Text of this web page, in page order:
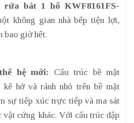
rửa bát 1 hố KWF8161FS-
không gian nhà bếp tiện lợi,
bao giờ hết.
hệ mới: Cấu trúc bề mặt
hở và rãnh nhỏ trên bề mặt
sự tiếp xúc trực tiếp và ma sát
vật cứng khác. Với cấu trúc dập